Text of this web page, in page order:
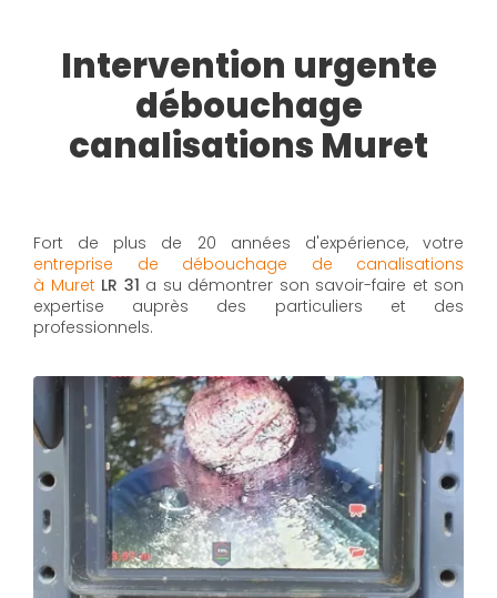
Intervention urgente
débouchage
canalisations Muret
Fort de plus de 20 années d'expérience, votre
entreprise de débouchage de canalisations
à Muret LR 31 a su démontrer son savoir-faire et son
expertise auprès des particuliers et des
professionnels.